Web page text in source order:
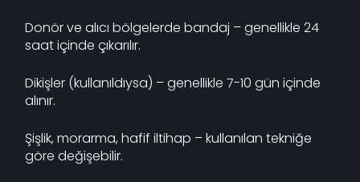
Donör ve alıcı bölgelerde bandaj – genellikle 24
saat içinde çıkarılır.
Dikişler (kullanıldıysa) – genellikle 7-10 gün içinde
alınır.
Şişlik, morarma, hafif iltihap – kullanılan tekniğe
göre değişebilir.